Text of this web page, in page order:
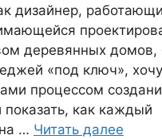
дизайнер,
деревянных домов,
«под ключ», хочу
процессом
как каждый
… Читать далее